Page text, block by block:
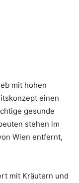
mit hohen
einen
gesunde
stehen im
Wien entfernt,
mit Kräutern und